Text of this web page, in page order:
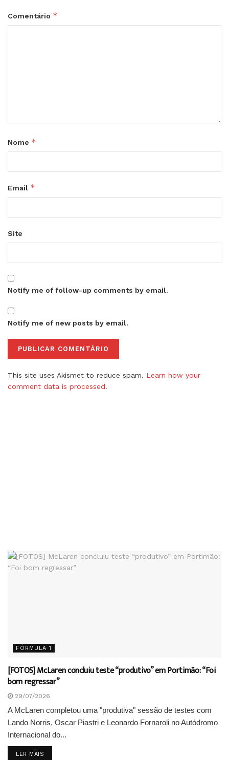
Comentário *
Nome *
Email *
Site
Notify me of follow-up comments by email.
Notify me of new posts by email.
This site uses Akismet to reduce spam. Learn how your
comment data is processed.
FÓRMULA 1
[FOTOS] McLaren concluiu teste “produtivo” em Portimão: “Foi
bom regressar”
29/07/2026
A McLaren completou uma "produtiva" sessão de testes com
Lando Norris, Oscar Piastri e Leonardo Fornaroli no Autódromo
Internacional do...
LER MAIS